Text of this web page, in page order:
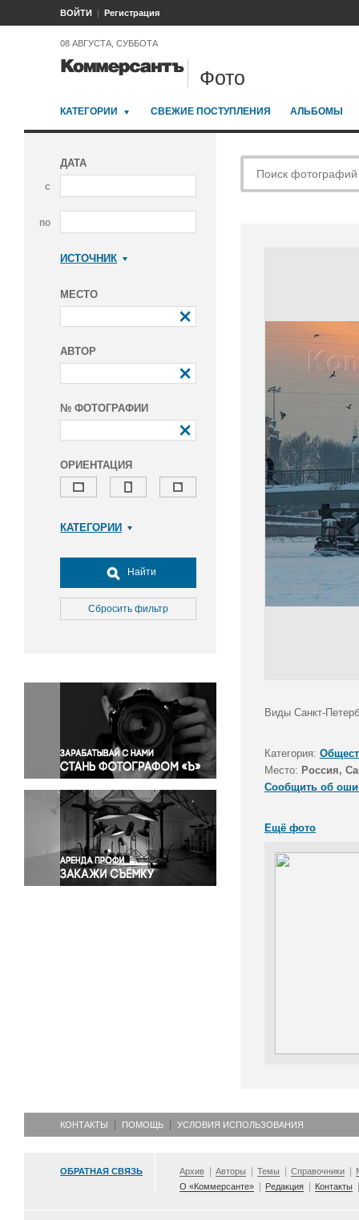
ВОЙТИ Регистрация
08 АВГУСТА, СУББОТА
Фото
КАТЕГОРИИ СВЕЖИЕ ПОСТУПЛЕНИЯ АЛЬБОМЫ
ДАТА
с
по
ИСТОЧНИК
МЕСТО
АВТОР
№ ФОТОГРАФИИ
ОРИЕНТАЦИЯ
КАТЕГОРИИ
Досуг, туризм и отдых
Культура
Медицина
Окружающая среда
Политика
Правосудие
Происшествия и конфликты
Религия
Светская жизнь
Спорт
Экология
Экономика и бизнес
Найти
Сбросить фильтр
Виды Санкт-
Категория:
Место: Россия,
Сообщить об
Ещё фото
КОНТАКТЫ ПОМОЩЬ УСЛОВИЯ ИСПОЛЬЗОВАНИЯ
ОБРАТНАЯ СВЯЗЬ Архив Авторы Темы Справочники
О «Коммерсанте»
Редакция Контакты